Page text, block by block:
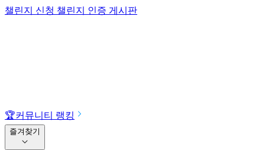
챌린지 신청 챌린지 인증 게시판
🏆커뮤니티 랭킹
즐겨찾기